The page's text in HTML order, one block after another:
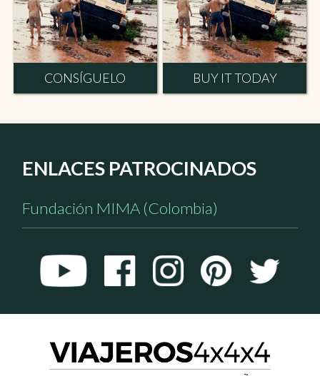
CONSÍGUELO BUY IT TODAY
ENLACES PATROCINADOS
Fundación MIMA (Colombia)